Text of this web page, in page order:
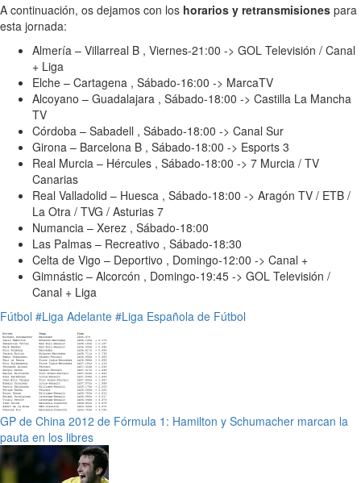
A continuación, os dejamos con los horarios y retransmisiones para
esta jornada:
Almería – Villarreal B , Viernes-21:00 -> GOL Televisión / Canal
+ Liga
Elche – Cartagena , Sábado-16:00 -> MarcaTV
Alcoyano – Guadalajara , Sábado-18:00 -> Castilla La Mancha
TV
Córdoba – Sabadell , Sábado-18:00 -> Canal Sur
Girona – Barcelona B , Sábado-18:00 -> Esports 3
Real Murcia – Hércules , Sábado-18:00 -> 7 Murcia / TV
Canarias
Real Valladolid – Huesca , Sábado-18:00 -> Aragón TV / ETB /
La Otra / TVG / Asturias 7
Numancia – Xerez , Sábado-18:00
Las Palmas – Recreativo , Sábado-18:30
Celta de Vigo – Deportivo , Domingo-12:00 -> Canal +
Gimnástic – Alcorcón , Domingo-19:45 -> GOL Televisión /
Canal + Liga
Fútbol #Liga Adelante #Liga Española de Fútbol
GP de China 2012 de Fórmula 1: Hamilton y Schumacher marcan la
pauta en los libres